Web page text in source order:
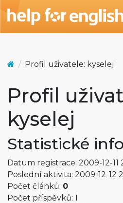
Profil uživatele: kyselej
Profil
kyselej
Statistické
Datum registrace: 2009-12-11
Poslední aktivita: 2009-12-12
Počet článků: 0
Počet příspěvků: 1